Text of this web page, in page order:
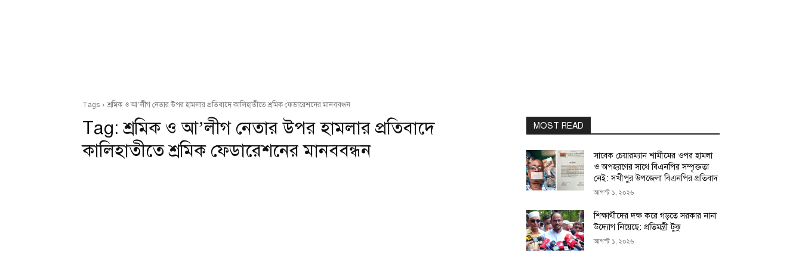
Tags শ্রমিক ও আ’লীগ নেতার উপর হামলার প্রতিবাদে কালিহাতীতে শ্রমিক ফেডারেশনের মানববন্ধন
Tag:শ্রমিক ও আ’লীগ নেতার উপর হামলার প্রতিবাদে
কালিহাতীতে শ্রমিক ফেডারেশনের মানববন্ধন
MOST READ
সাবেক চেয়ারম্যান শামীমের ওপর হামলা
ও অপহরণের সাথে বিএনপির সম্পৃক্ততা
নেই: সখীপুর উপজেলা বিএনপির প্রতিবাদ
আগস্ট ১, ২০২৬
শিক্ষার্থীদের দক্ষ করে গড়তে সরকার নানা
উদ্যোগ নিয়েছে: প্রতিমন্ত্রী টুকু
আগস্ট ১, ২০২৬